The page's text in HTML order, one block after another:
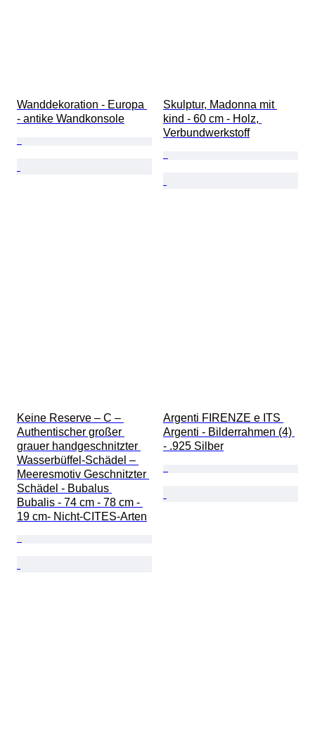
Wanddekoration - Europa
- antike Wandkonsole
Skulptur, Madonna mit
kind - 60 cm - Holz,
Verbundwerkstoff
Keine Reserve – C –
Authentischer großer
grauer handgeschnitzter
Wasserbüffel-Schädel –
Meeresmotiv Geschnitzter
Schädel - Bubalus
Bubalis - 74 cm - 78 cm -
19 cm- Nicht-CITES-Arten
Argenti FIRENZE e ITS
Argenti - Bilderrahmen (4)
- .925 Silber